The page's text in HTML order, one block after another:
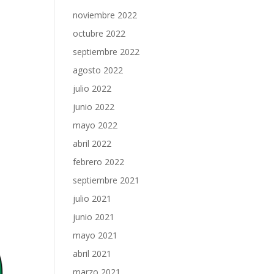
noviembre 2022
octubre 2022
septiembre 2022
agosto 2022
julio 2022
junio 2022
mayo 2022
abril 2022
febrero 2022
septiembre 2021
julio 2021
junio 2021
mayo 2021
abril 2021